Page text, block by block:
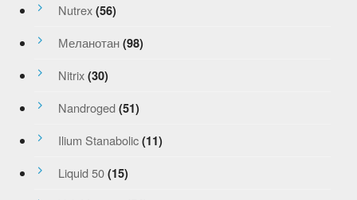
Nutrex (56)
Меланотан (98)
Nitrix (30)
Nandroged (51)
Ilium Stanabolic (11)
Liquid 50 (15)